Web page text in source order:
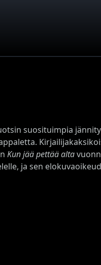
suosituimpia
Kun jää pettää alta
ja sen